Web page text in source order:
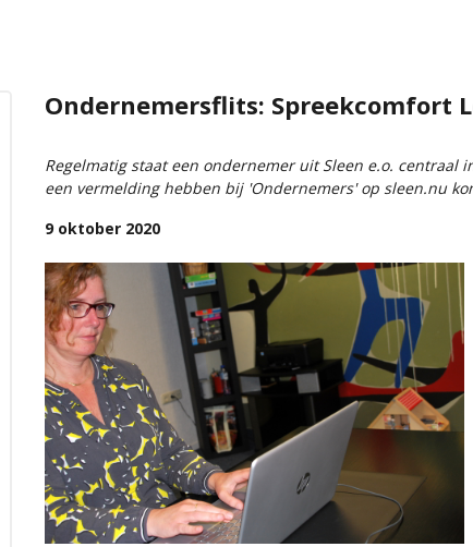
Ondernemersflits: Spreekcomfort
Regelmatig staat een ondernemer uit Sleen e.o.
een vermelding hebben bij 'Ondernemers' op sleen.nu
9 oktober 2020